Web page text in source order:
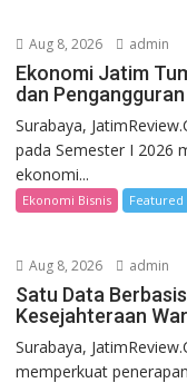
Aug 8, 2026 admin
Ekonomi Jatim
dan
Surabaya,
pada Semester I 2026
ekonomi...
Ekonomi Bisnis Featured
Aug 8, 2026 admin
Satu Data
Kesejahteraan
Surabaya,
memperkuat